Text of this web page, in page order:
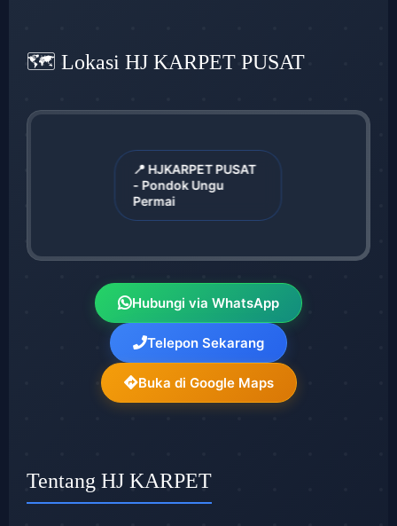
🗺️ Lokasi HJ KARPET PUSAT
📍 HJKARPET PUSAT
- Pondok Ungu
Permai
Hubungi via WhatsApp
Telepon Sekarang
Buka di Google Maps
Tentang HJ KARPET